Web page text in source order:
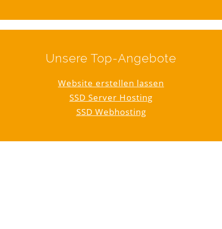
Unsere Top-Angebote
Website erstellen lassen
SSD Server Hosting
SSD Webhosting